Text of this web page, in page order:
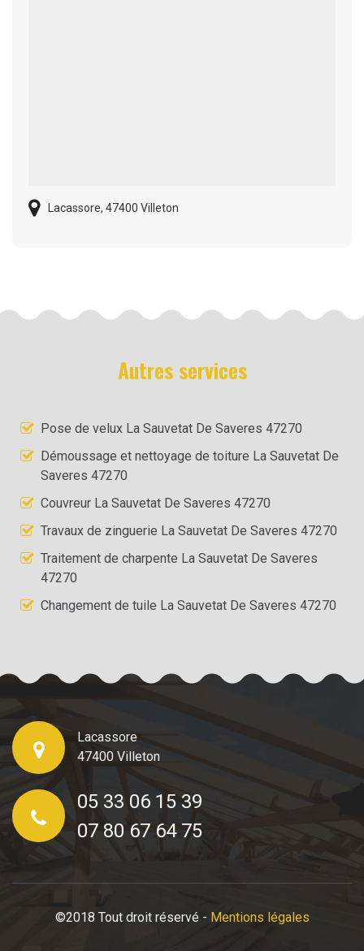
Lacassore, 47400 Villeton
Autres services
Pose de velux La Sauvetat De Saveres 47270
Démoussage et nettoyage de toiture La Sauvetat De
Saveres 47270
Couvreur La Sauvetat De Saveres 47270
Travaux de zinguerie La Sauvetat De Saveres 47270
Traitement de charpente La Sauvetat De Saveres
47270
Changement de tuile La Sauvetat De Saveres 47270
Lacassore
47400 Villeton
05 33 06 15 39
07 80 67 64 75
©2018 Tout droit réservé - Mentions légales